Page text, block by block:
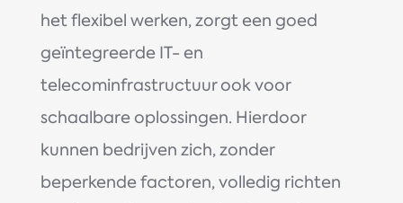
het flexibel werken, zorgt een goed
geïntegreerde IT- en
telecominfrastructuur ook voor
schaalbare oplossingen. Hierdoor
kunnen bedrijven zich, zonder
beperkende factoren, volledig richten